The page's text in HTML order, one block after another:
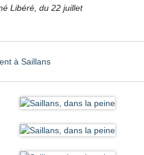
Libéré, du 22 juillet
à Saillans